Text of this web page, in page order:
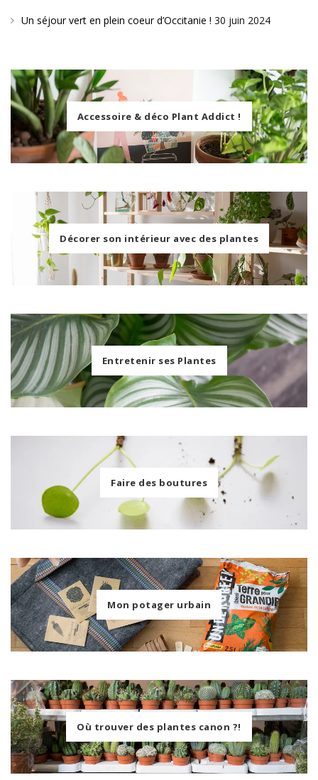
Un séjour vert en plein coeur d’Occitanie ! 30 juin 2024
Accessoire & déco Plant Addict !
Décorer son intérieur avec des plantes
Entretenir ses Plantes
Faire des boutures
Mon potager urbain
Où trouver des plantes canon ?!